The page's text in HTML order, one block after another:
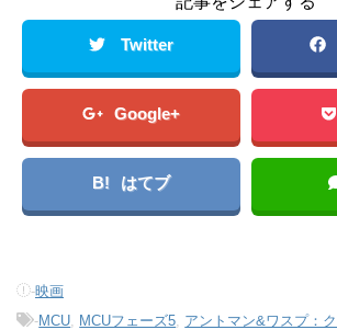
Twitter
Google+
B! はてブ
-映画
-MCU MCUフェーズ5 アントマン&ワスプ：